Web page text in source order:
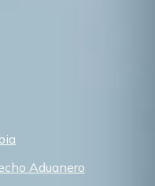
Aduanero